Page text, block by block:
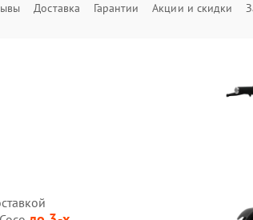
Доставка Гарантии Акции и скидки